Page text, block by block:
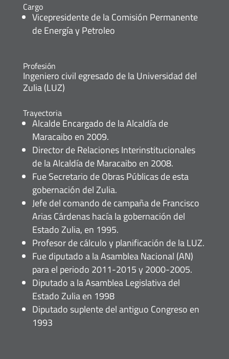
Cargo
Vicepresidente de la Comisión Permanente
de Energía y Petroleo
Profesión
Ingeniero civil egresado de la Universidad del
Zulia (LUZ)
Trayectoria
Alcalde Encargado de la Alcaldía de
Maracaibo en 2009.
Director de Relaciones Interinstitucionales
de la Alcaldía de Maracaibo en 2008.
Fue Secretario de Obras Públicas de esta
gobernación del Zulia.
Jefe del comando de campaña de Francisco
Arias Cárdenas hacía la gobernación del
Estado Zulia, en 1995.
Profesor de cálculo y planificación de la LUZ.
Fue diputado a la Asamblea Nacional (AN)
para el periodo 2011-2015 y 2000-2005.
Diputado a la Asamblea Legislativa del
Estado Zulia en 1998
Diputado suplente del antiguo Congreso en
1993